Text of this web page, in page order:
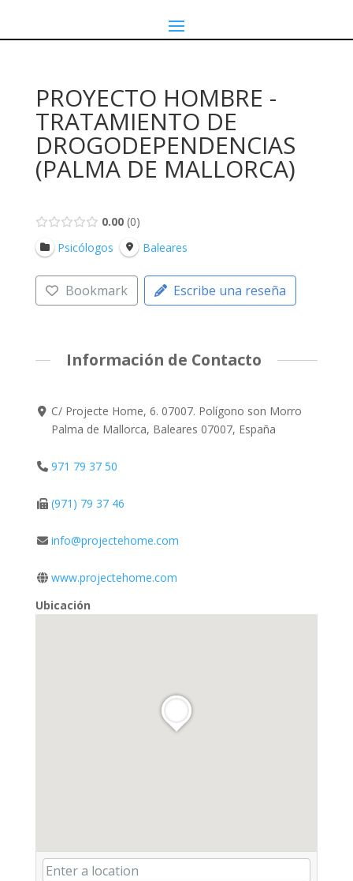
PROYECTO HOMBRE -
TRATAMIENTO DE
DROGODEPENDENCIAS
(PALMA DE MALLORCA)
0.00 0
Psicólogos
Baleares
Bookmark Escribe una reseña
Información de Contacto
C/ Projecte Home, 6. 07007. Polígono son Morro
Palma de Mallorca, Baleares 07007, España
971 79 37 50
(971) 79 37 46
info@projectehome.com
www.projectehome.com
Ubicación